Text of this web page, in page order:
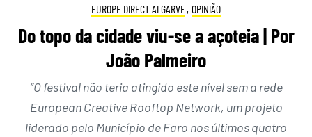
EUROPE DIRECT ALGARVE, OPINIÃO
Do topo da cidade viu-se a açoteia | Por
João Palmeiro
“O festival não teria atingido este nível sem a rede
European Creative Rooftop Network, um projeto
liderado pelo Município de Faro nos últimos quatro